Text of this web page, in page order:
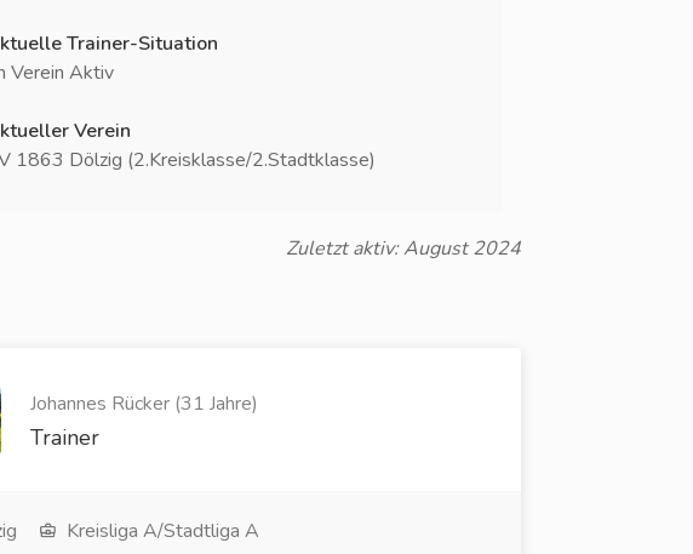
Trainer-Situation
Verein Aktiv
Verein
1863 Dölzig (2.Kreisklasse/2.Stadtklasse)
Zuletzt aktiv: August 2024
Johannes Rücker (31 Jahre)
Trainer
Kreisliga A/Stadtliga A